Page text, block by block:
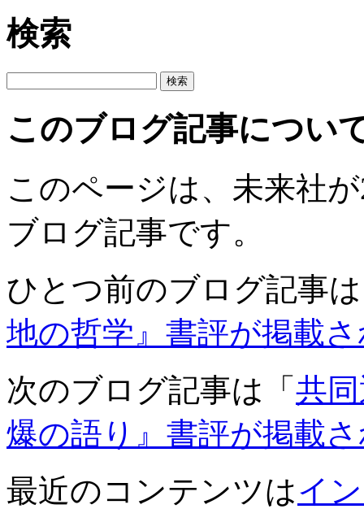
検索
このブログ記事につい
このページは、未来社
ブログ記事です。
ひとつ前のブログ記事
地の哲学』書評が掲載
次のブログ記事は「 共
爆の語り』書評が掲載
最近のコンテンツはイ